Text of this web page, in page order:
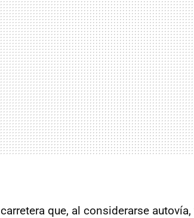
que, al considerarse